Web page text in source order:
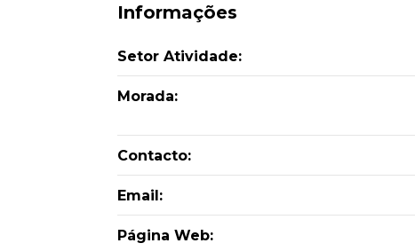
Informações
Setor Atividade:
Morada:
Contacto:
Email:
Página Web: